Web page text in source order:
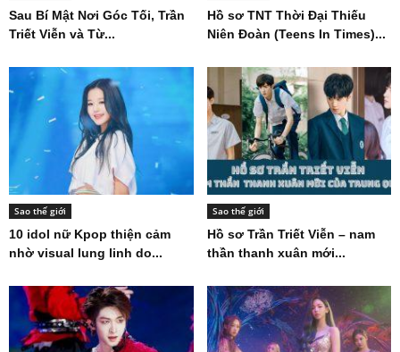
Sau Bí Mật Nơi Góc Tối, Trần
Triết Viễn và Từ...
Hồ sơ TNT Thời Đại Thiếu
Niên Đoàn (Teens In Times)...
Sao thế giới
10 idol nữ Kpop thiện cảm
nhờ visual lung linh do...
Sao thế giới
Hồ sơ Trần Triết Viễn – nam
thần thanh xuân mới...